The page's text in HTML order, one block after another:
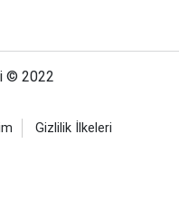
© 2022
Gizlilik İlkeleri